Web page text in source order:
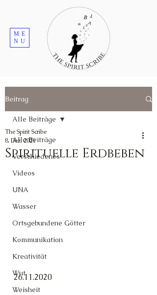
ME
NU
Beitrag
Alle Beiträge
Verschiedenes
Videos
UNA
Wasser
Ortsgebundene Götter
Kommunikation
Kreativität
Wut
Weisheit
Alle Beiträge
Spirituelle Erdbeben
The Spirit Scribe
8. Dez. 2021
26.11.2020